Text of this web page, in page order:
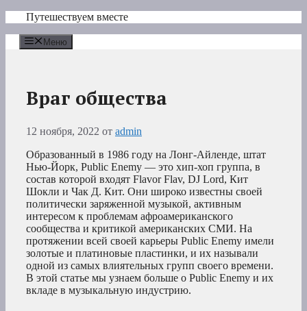
Перейти
содержимому
Путешествуем вместе
Меню
Враг общества
12 ноября, 2022 от admin
Образованный в 1986 году на Лонг-Айленде, штат
Нью-Йорк, Public Enemy — это хип-хоп группа, в
состав которой входят Flavor Flav, DJ Lord, Кит
Шокли и Чак Д. Кит. Они широко известны своей
политически заряженной музыкой, активным
интересом к проблемам афроамериканского
сообщества и критикой американских СМИ. На
протяжении всей своей карьеры Public Enemy имели
золотые и платиновые пластинки, и их называли
одной из самых влиятельных групп своего времени.
В этой статье мы узнаем больше о Public Enemy и их
вкладе в музыкальную индустрию.